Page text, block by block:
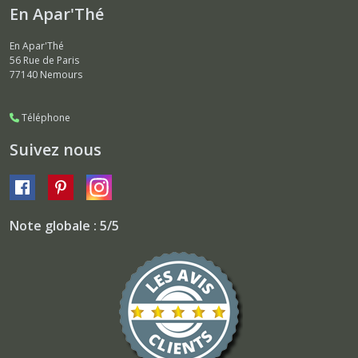
En Apar'Thé
En Apar'Thé
56 Rue de Paris
77140 Nemours
Téléphone
Suivez nous
Note globale : 5/5